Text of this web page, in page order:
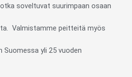
soveltuvat suurimpaan osaan
Valmistamme peitteitä myös
yli 25 vuoden